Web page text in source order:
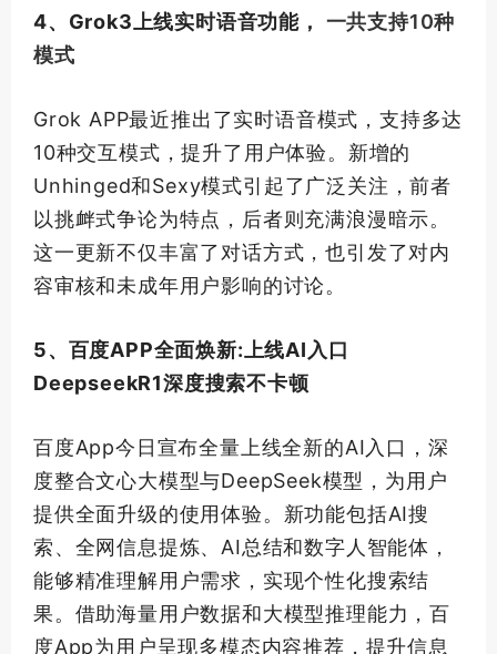
4、Grok3上线实时语音功能，
一共支持10种
模式
Grok APP最近推出了实时语音模式，支持多达
10种交互模式，提升了用户体验。新增的
Unhinged和Sexy模式引起了广泛关注，前者
以挑衅式争论为特点，后者则充满浪漫暗示。
这一更新不仅丰富了对话方式，也引发了对内
容审核和未成年用户影响的讨论。
5、百度APP全面焕新:上线AI入口
DeepseekR1深度搜索不卡顿
百度App今日宣布全量上线全新的AI入口，深
度整合文心大模型与DeepSeek模型，为用户
提供全面升级的使用体验。新功能包括AI搜
索、 全网信息提炼、AI总结和数字人智能体，
能够精准理解用户需求，实现个性化搜索结
果。借助海量用户数据和大模型推理能力，百
度App为用户呈现多模态内容推荐，提升信息